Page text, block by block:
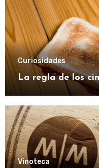
Curiosidades
La regla de los
Vinoteca